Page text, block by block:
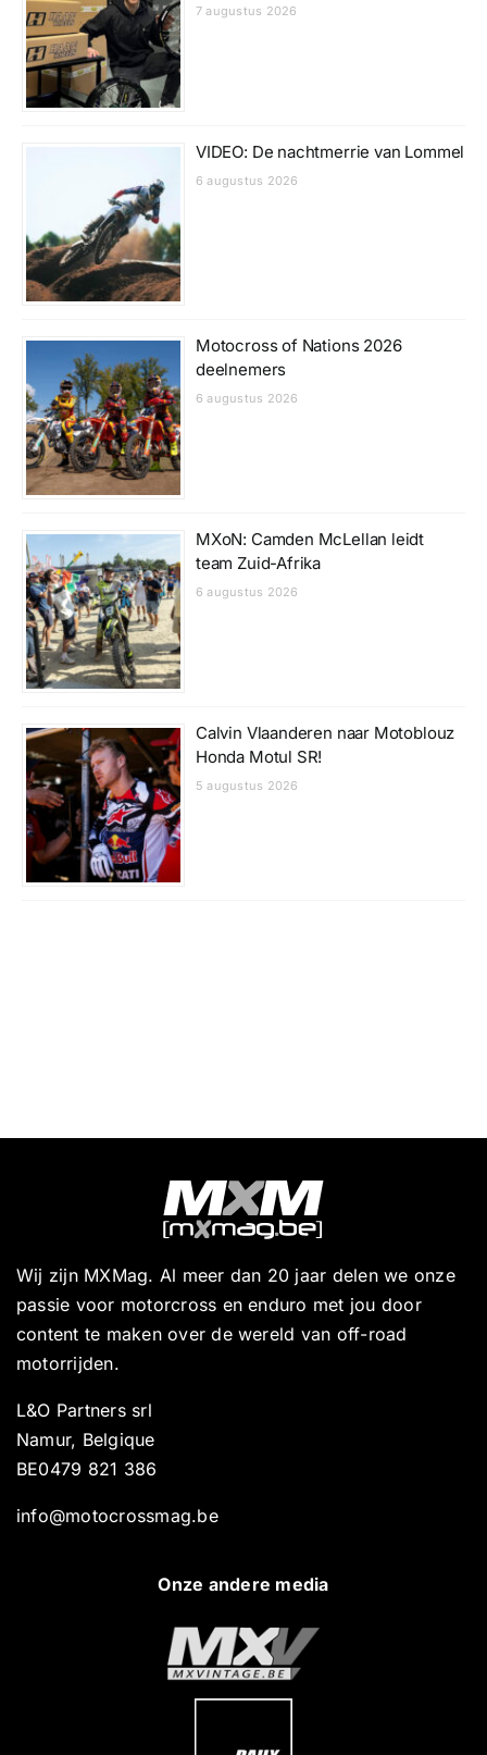
7 augustus 2026
VIDEO: De nachtmerrie van Lommel
6 augustus 2026
Motocross of Nations 2026
deelnemers
6 augustus 2026
MXoN: Camden McLellan leidt
team Zuid-Afrika
6 augustus 2026
Calvin Vlaanderen naar Motoblouz
Honda Motul SR!
5 augustus 2026
Wij zijn MXMag. Al meer dan 20 jaar delen we onze
passie voor motorcross en enduro met jou door
content te maken over de wereld van off-road
motorrijden.
L&O Partners srl
Namur, Belgique
BE0479 821 386
info@motocrossmag.be
Onze andere media